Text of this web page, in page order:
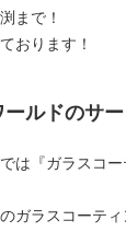
まで！
おります！
ルドのサ
は『ガラスコ
ガラスコーテ